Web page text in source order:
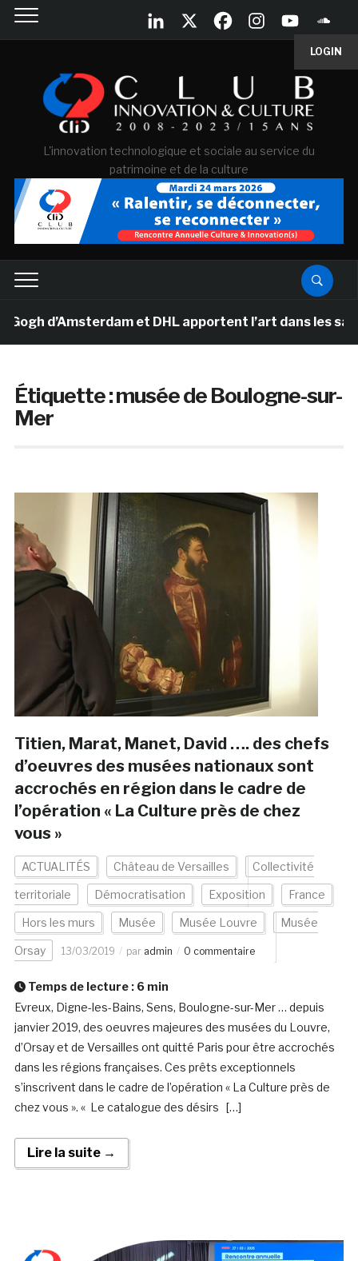
LOGIN
L'innovation technologique et sociale au service du
patrimoine et de la culture
d’Amsterdam et DHL apportent l’art dans les salles
Étiquette :musée de Boulogne-sur-
Mer
Titien, Marat, Manet, David …. des chefs
d’oeuvres des musées nationaux sont
accrochés en région dans le cadre de
l’opération « La Culture près de chez
vous »
ACTUALITÉS Château de Versailles Collectivité
territoriale Démocratisation Exposition France
Hors les murs Musée Musée Louvre Musée
Orsay 13/03/2019 par admin 0 commentaire
Temps de lecture : 6 min
Evreux, Digne-les-Bains, Sens, Boulogne-sur-Mer … depuis
janvier 2019, des oeuvres majeures des musées du Louvre,
d’Orsay et de Versailles ont quitté Paris pour être accrochés
dans les régions françaises. Ces prêts exceptionnels
s’inscrivent dans le cadre de l’opération « La Culture près de
chez vous ». « Le catalogue des désirs […]
Lire la suite →